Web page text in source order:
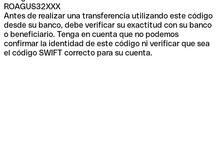
ROAGUS32XXX
Antes de realizar una transferencia utilizando este código
desde su banco, debe verificar su exactitud con su banco
o beneficiario. Tenga en cuenta que no podemos
confirmar la identidad de este código ni verificar que sea
el código SWIFT correcto para su cuenta.